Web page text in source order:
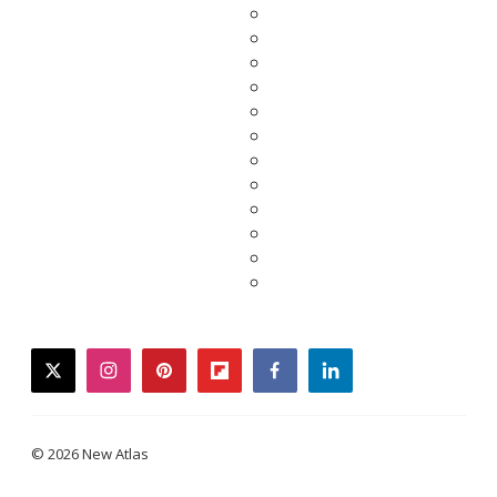
twitterinstagrampinterestflipboardfacebooklinkedin
© 2026 New Atlas